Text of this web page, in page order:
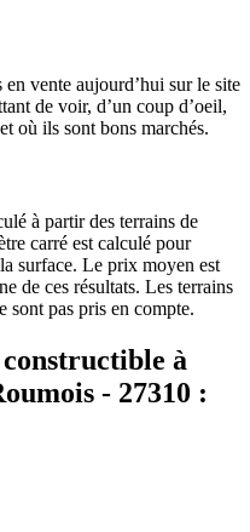
vente aujourd’hui sur le site
de voir, d’un coup d’oeil,
où ils sont bons marchés.
à partir des terrains de
carré est calculé pour
surface. Le prix moyen est
de ces résultats. Les terrains
sont pas pris en compte.
à
- 27310 :